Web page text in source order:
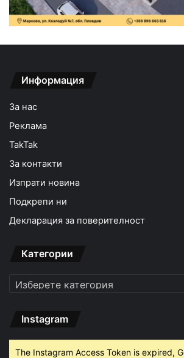
Информация
За нас
Реклама
TakTak
За контакти
Изпрати новина
Подкрепи ни
Декларация за поверителност
Категории
Категории
Instagram
The Instagram Access Token is expired,